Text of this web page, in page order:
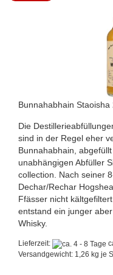
Bunnahabhain
Die
sind in der Regel eher
Bunnahabhain,
unabhängigen Abfüller
collection. Nach seiner
Dechar/Rechar
Ffässer nicht
entstand ein junger
Whisky.
Lieferzeit:
Versandgewicht: 1,26 kg je